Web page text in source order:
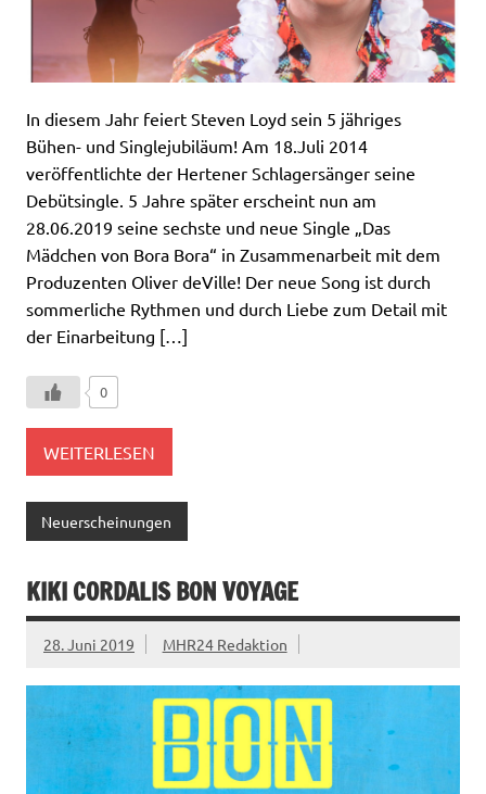
In diesem Jahr feiert Steven Loyd sein 5 jähriges
Bühen- und Singlejubiläum! Am 18.Juli 2014
veröffentlichte der Hertener Schlagersänger seine
Debütsingle. 5 Jahre später erscheint nun am
28.06.2019 seine sechste und neue Single „Das
Mädchen von Bora Bora“ in Zusammenarbeit mit dem
Produzenten Oliver deVille! Der neue Song ist durch
sommerliche Rythmen und durch Liebe zum Detail mit
der Einarbeitung […]
0
WEITERLESEN
Neuerscheinungen
KIKI CORDALIS BON VOYAGE
28. Juni 2019 MHR24 Redaktion